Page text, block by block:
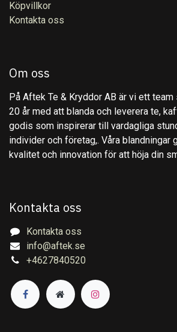
Köpvillkor
Kontakta oss
Om oss
På Aftek Te & Kryddor AB är vi ett
20 år med att blanda och leverera te,
godis som inspirerar till vardagliga
individer och företag,. Våra blandningar
kvalitet och innovation för att höja din
Kontakta oss
Kontakta oss
info@aftek.se
+4627840520